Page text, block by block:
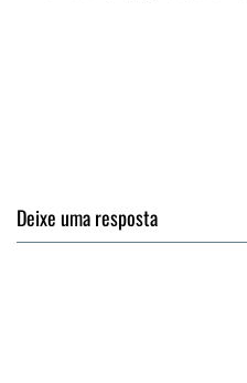
Deixe uma resposta